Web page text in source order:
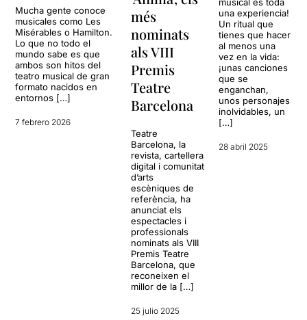
Mucha gente conoce
musicales como Les
Misérables o Hamilton.
Lo que no todo el
mundo sabe es que
ambos son hitos del
teatro musical de gran
formato nacidos en
entornos […]
7 febrero 2026
més
nominats
als VIII
Premis
Teatre
Barcelona
Teatre
Barcelona, la
revista, cartellera
digital i comunitat
d’arts
escèniques de
referència, ha
anunciat els
espectacles i
professionals
nominats als VIII
Premis Teatre
Barcelona, que
reconeixen el
millor de la […]
25 julio 2025
musical es toda
una experiencia!
Un ritual que
tienes que hacer
al menos una
vez en la vida:
¡unas canciones
que se
enganchan,
unos personajes
inolvidables, un
[…]
28 abril 2025